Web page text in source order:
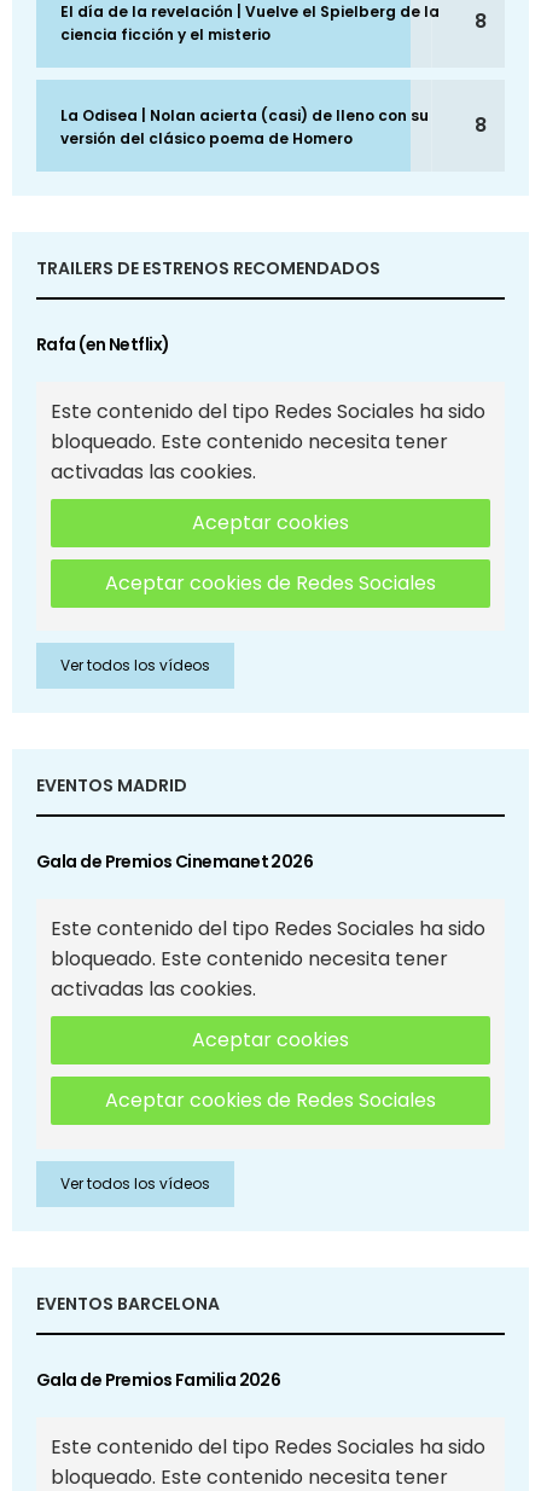
El día de la revelación | Vuelve el Spielberg de la
ciencia ficción y el misterio
8
La Odisea | Nolan acierta (casi) de lleno con su
versión del clásico poema de Homero
8
TRAILERS DE ESTRENOS RECOMENDADOS
Rafa (en Netflix)
Este contenido del tipo Redes Sociales ha sido
bloqueado. Este contenido necesita tener
activadas las cookies.
Aceptar cookies
Aceptar cookies de Redes Sociales
Ver todos los vídeos
EVENTOS MADRID
Gala de Premios Cinemanet 2026
Este contenido del tipo Redes Sociales ha sido
bloqueado. Este contenido necesita tener
activadas las cookies.
Aceptar cookies
Aceptar cookies de Redes Sociales
Ver todos los vídeos
EVENTOS BARCELONA
Gala de Premios Familia 2026
Este contenido del tipo Redes Sociales ha sido
bloqueado. Este contenido necesita tener